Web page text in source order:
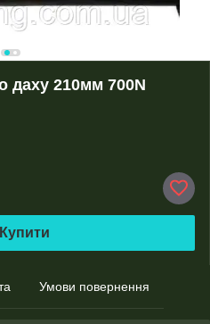
даху 210мм 700N
Купити
Умови повернення